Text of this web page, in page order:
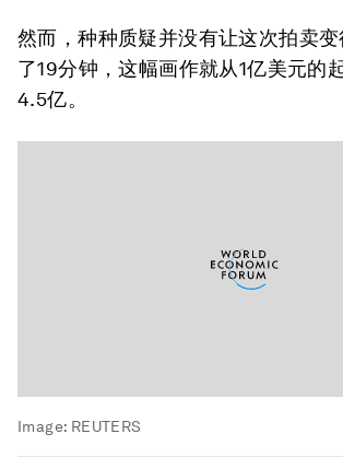
然而，种种质疑并没有让这次拍卖变
了19分钟，这幅画作就从1亿美元的
4.5亿。
Image: REUTERS